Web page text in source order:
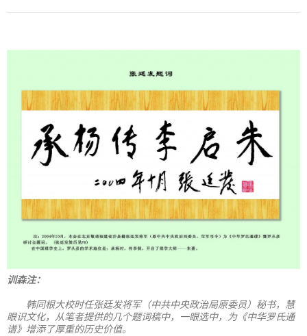
训森注：
韩同根大校时任张廷发将军（中共中央政治局原委员）秘书，慧
眼识文化，从笔者提供的几个题词稿中，一眼选中，为《中华罗氏通
谱》增添了厚重的历史价值。